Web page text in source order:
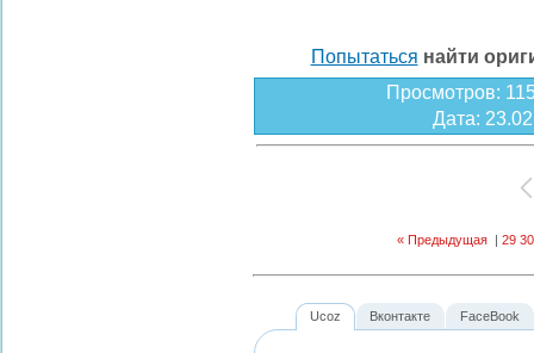
Попытаться найти
Просмотров:
Дата:
« Предыдущая | 29 30
Ucoz Вконтакте FaceBook